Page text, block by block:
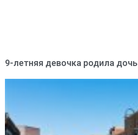
9-летняя девочка родила дочь